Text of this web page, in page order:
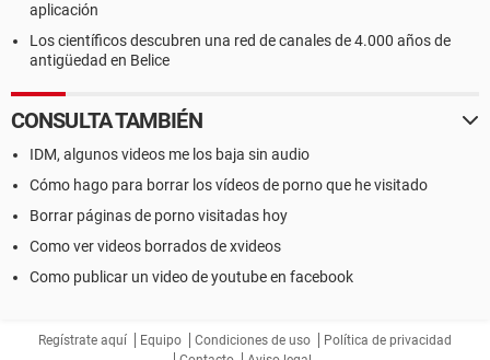
aplicación
Los científicos descubren una red de canales de 4.000 años de
antigüedad en Belice
CONSULTA TAMBIÉN
IDM, algunos videos me los baja sin audio
Cómo hago para borrar los vídeos de porno que he visitado
Borrar páginas de porno visitadas hoy
Como ver videos borrados de xvideos
Como publicar un video de youtube en facebook
Regístrate aquí Equipo Condiciones de uso
Política de privacidad